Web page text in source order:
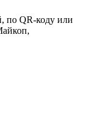
по QR-коду или